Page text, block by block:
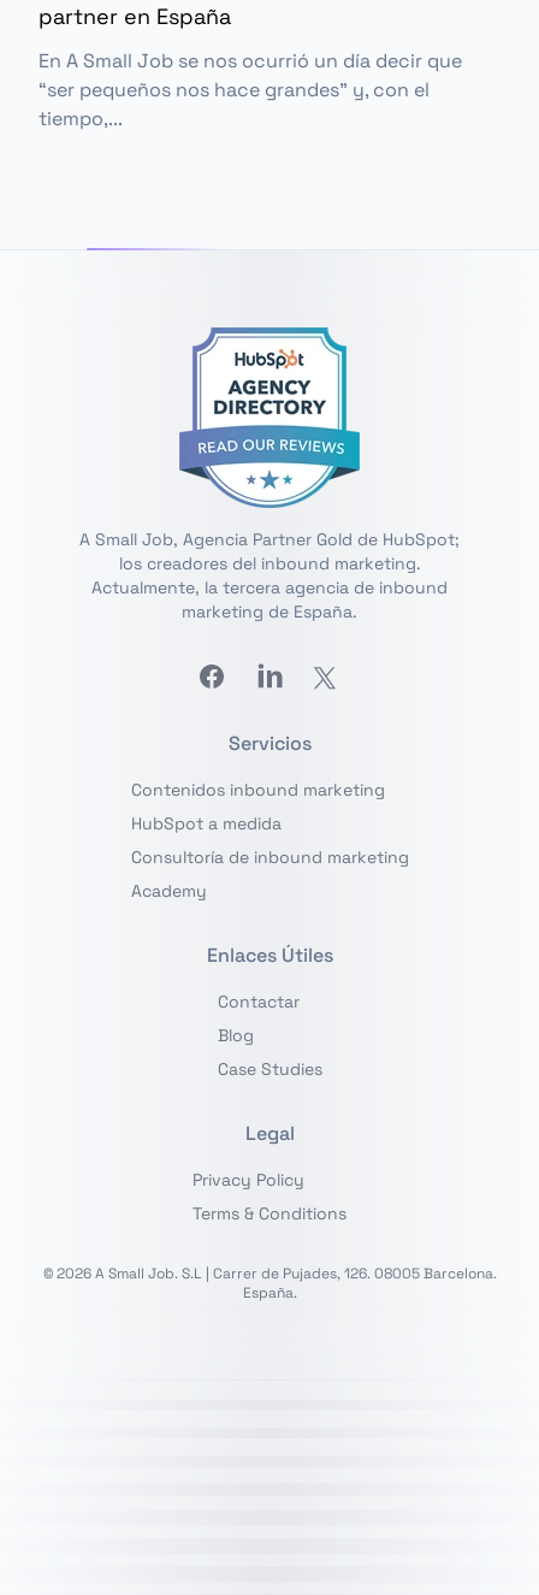
partner en España
En A Small Job se nos ocurrió un día decir que
“ser pequeños nos hace grandes” y, con el
tiempo,...
A Small Job, Agencia Partner Gold de HubSpot;
los creadores del inbound marketing.
Actualmente, la tercera agencia de inbound
marketing de España.
FacebookLinkedinTwitter
Servicios
Contenidos inbound marketing
HubSpot a medida
Consultoría de inbound marketing
Academy
Enlaces Útiles
Contactar
Blog
Case Studies
Legal
Privacy Policy
Terms & Conditions
© 2026 A Small Job. S.L | Carrer de Pujades, 126. 08005 Barcelona.
España.